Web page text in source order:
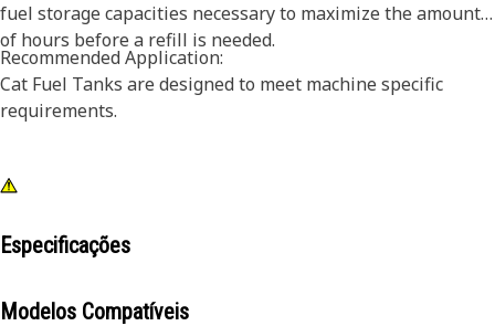
fuel storage capacities necessary to maximize the amount
of hours before a refill is needed.
Recommended Application:
Cat Fuel Tanks are designed to meet machine specific
requirements.
Especificações
Modelos Compatíveis